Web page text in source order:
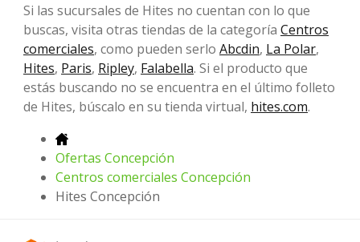
Si las sucursales de Hites no cuentan con lo que
buscas, visita otras tiendas de la categoría Centros
comerciales, como pueden serlo Abcdin, La Polar,
Hites, Paris, Ripley, Falabella. Si el producto que
estás buscando no se encuentra en el último folleto
de Hites, búscalo en su tienda virtual, hites.com.
Ofertas Concepción
Centros comerciales Concepción
Hites Concepción